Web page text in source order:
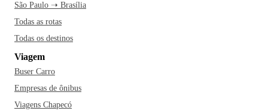
São Paulo ➝ Brasília
Todas as rotas
Todas os destinos
Viagem
Buser Carro
Empresas de ônibus
Viagens Chapecó